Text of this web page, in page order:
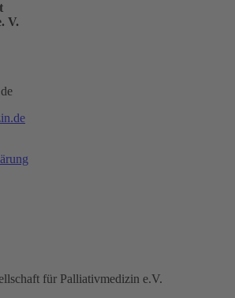
V.
für Palliativmedizin e.V.